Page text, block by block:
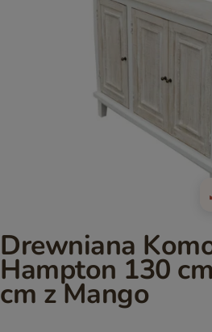
Drewniana
Hampton 130
cm z Mango